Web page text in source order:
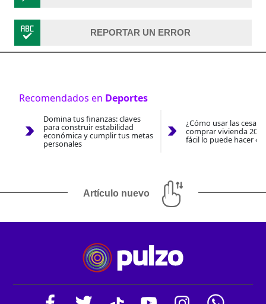
REPORTAR UN ERROR
Recomendados en Deportes
Domina tus finanzas: claves
para construir estabilidad
económica y cumplir tus metas
personales
¿Cómo usar las
comprar vivienda
fácil lo puede hacer
Artículo nuevo